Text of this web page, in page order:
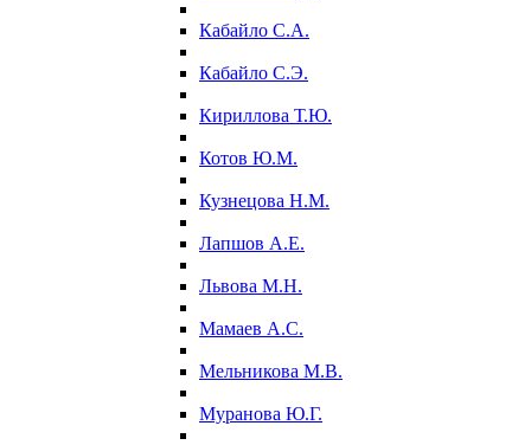
Кабайло С.А.
Кабайло С.Э.
Кириллова Т.Ю.
Котов Ю.М.
Кузнецова Н.М.
Лапшов А.Е.
Львова М.Н.
Мамаев А.С.
Мельникова М.В.
Муранова Ю.Г.